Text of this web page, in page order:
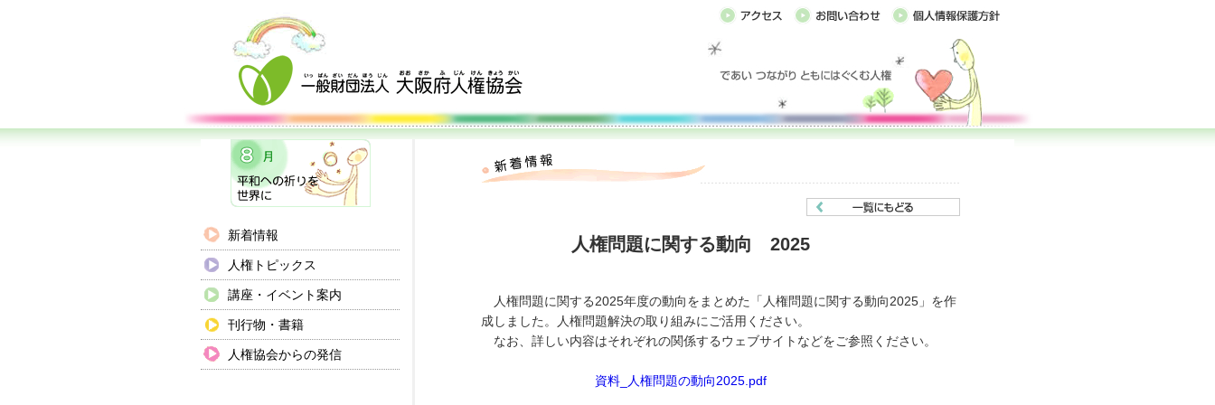
新着情報
人権トピックス
講座・イベント案内
刊行物・書籍
人権協会からの発信
人権問題に関する動向 2025
人権問題に関する2025年度の動向をまとめた「人権問題に関する動向2025」を作
成しました。人権問題解決の取り組みにご活用ください。
なお、詳しい内容はそれぞれの関係するウェブサイトなどをご参照ください。
資料_人権問題の動向2025.pdf